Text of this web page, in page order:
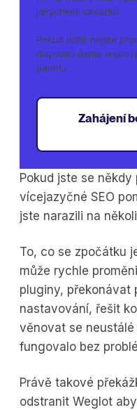
Pokud jste se
vícejazyčné SEO
jste narazili na
To, co se zpočátku
může rychle
pluginy, překonávat
nastavování, řešit
věnovat se
fungovalo bez
Právě takové
odstranit Weglot
jakýchkoli závazků.
Pokud ještě nejste
dispozici demo
panelu.
Zahájení